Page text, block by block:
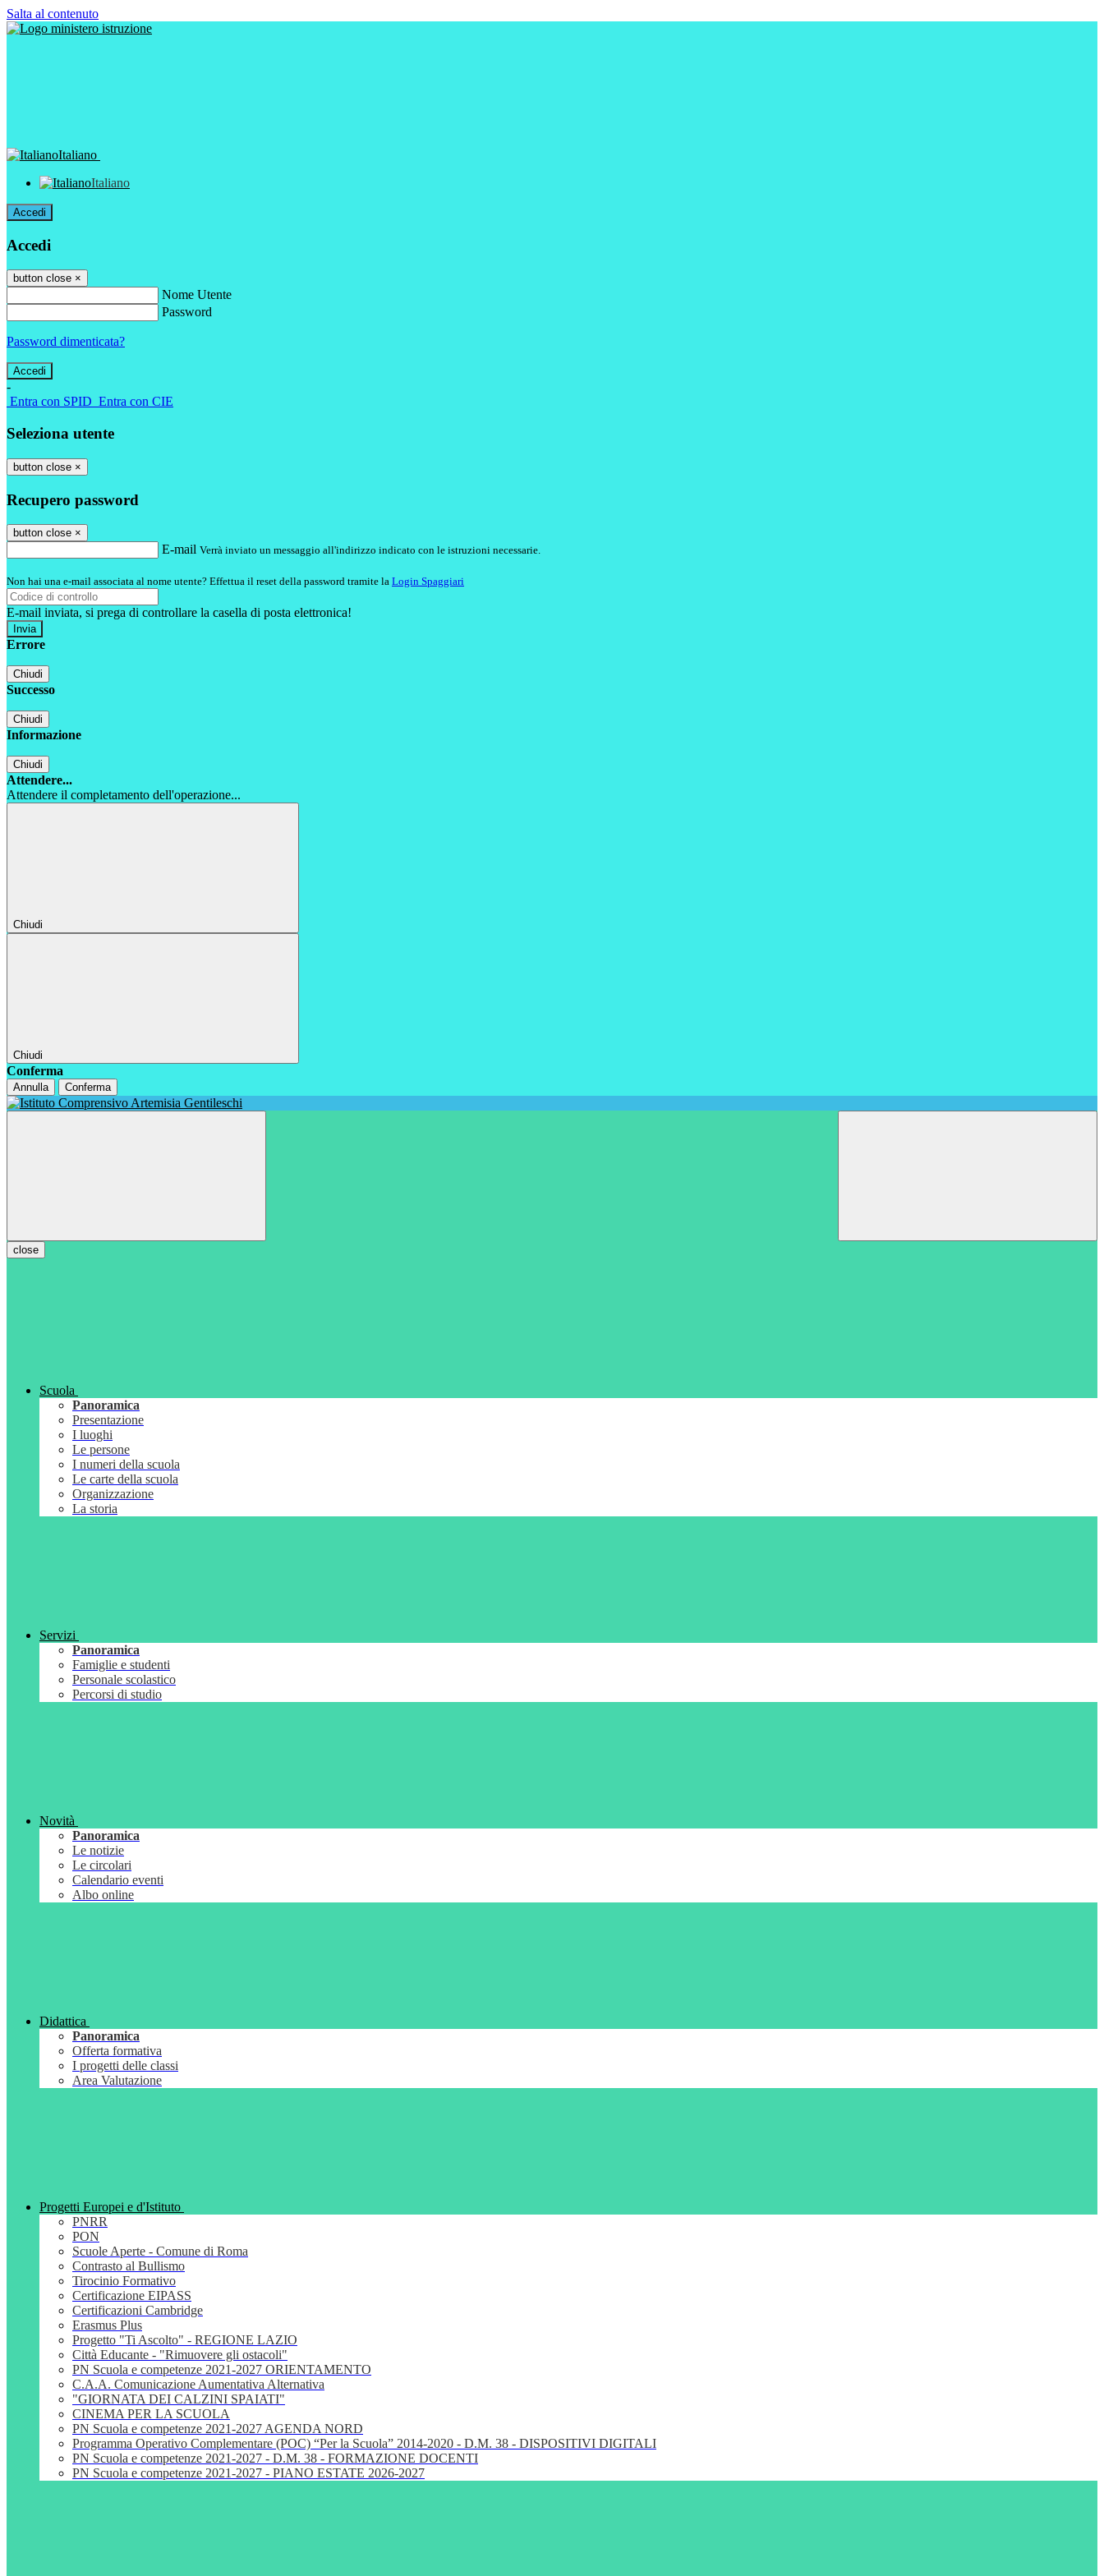
Salta al contenuto
Italiano
Italiano
Accedi
Accedi
button close ×
Nome Utente
Password
Password dimenticata?
-
Entra con SPID Entra con CIE
Seleziona utente
button close ×
Recupero password
button close ×
E-mail Verrà inviato un messaggio all'indirizzo indicato con le istruzioni necessarie.
Non hai una e-mail associata al nome utente? Effettua il reset della password tramite la Login Spaggiari
E-mail inviata, si prega di controllare la casella di posta elettronica!
Errore
Chiudi
Successo
Chiudi
Informazione
Chiudi
Attendere...
Attendere il completamento dell'operazione...
Chiudi
Chiudi
Conferma
Annulla Conferma
close
Scuola
Panoramica
Presentazione
I luoghi
Le persone
I numeri della scuola
Le carte della scuola
Organizzazione
La storia
Servizi
Panoramica
Famiglie e studenti
Personale scolastico
Percorsi di studio
Novità
Panoramica
Le notizie
Le circolari
Calendario eventi
Albo online
Didattica
Panoramica
Offerta formativa
I progetti delle classi
Area Valutazione
Progetti Europei e d'Istituto
PNRR
PON
Scuole Aperte - Comune di Roma
Contrasto al Bullismo
Tirocinio Formativo
Certificazione EIPASS
Certificazioni Cambridge
Erasmus Plus
Progetto "Ti Ascolto" - REGIONE LAZIO
Città Educante - "Rimuovere gli ostacoli"
PN Scuola e competenze 2021-2027 ORIENTAMENTO
C.A.A. Comunicazione Aumentativa Alternativa
"GIORNATA DEI CALZINI SPAIATI"
CINEMA PER LA SCUOLA
PN Scuola e competenze 2021-2027 AGENDA NORD
Programma Operativo Complementare (POC) “Per la Scuola” 2014-2020 - D.M. 38 - DISPOSITIVI DIGITALI
PN Scuola e competenze 2021-2027 - D.M. 38 - FORMAZIONE DOCENTI
PN Scuola e competenze 2021-2027 - PIANO ESTATE 2026-2027